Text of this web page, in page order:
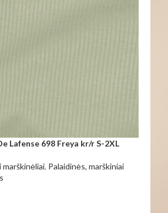
Lafense 698 Freya kr/r S-2XL
, Palaidinės, marškiniai